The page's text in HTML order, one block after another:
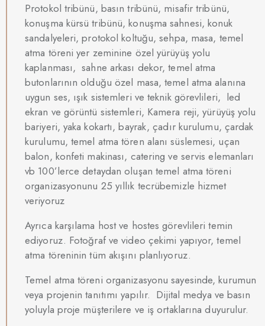
Protokol tribünü, basın tribünü, misafir tribünü,
konuşma kürsü tribünü, konuşma sahnesi, konuk
sandalyeleri, protokol koltuğu, sehpa, masa, temel
atma töreni yer zeminine özel yürüyüş yolu
kaplanması, sahne arkası dekor, temel atma
butonlarının olduğu özel masa, temel atma alanına
uygun ses, ışık sistemleri ve teknik görevlileri, led
ekran ve görüntü sistemleri, Kamera reji, yürüyüş yolu
bariyeri, yaka kokartı, bayrak, çadır kurulumu, çardak
kurulumu, temel atma tören alanı süslemesi, uçan
balon, konfeti makinası, catering ve servis elemanları
vb 100’lerce detaydan oluşan temel atma töreni
organizasyonunu 25 yıllık tecrübemizle hizmet
veriyoruz
Ayrıca karşılama host ve hostes görevlileri temin
ediyoruz. Fotoğraf ve video çekimi yapıyor, temel
atma töreninin tüm akışını planlıyoruz.
Temel atma töreni organizasyonu sayesinde, kurumun
veya projenin tanıtımı yapılır. Dijital medya ve basın
yoluyla proje müşterilere ve iş ortaklarına duyurulur.